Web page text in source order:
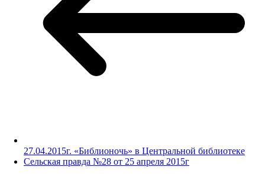
27.04.2015г. «Библионочь» в Центральной библиотеке
Сельская правда №28 от 25 апреля 2015г